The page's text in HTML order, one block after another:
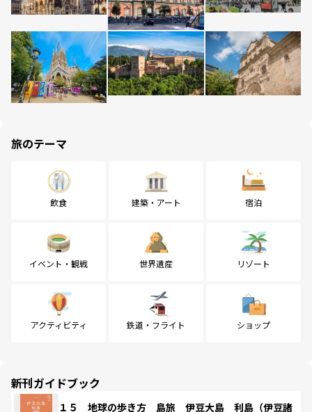
旅のテーマ
飲食 建築・アート 宿泊
イベント・観戦 世界遺産 リゾート
アクティビティ 鉄道・フライト ショップ
新刊ガイドブック
１５ 地球の歩き方 島旅 伊豆大島 利島（伊豆諸